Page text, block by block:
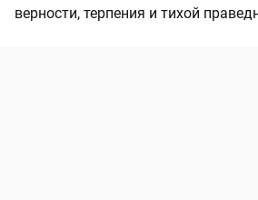
верности, терпения и тихой